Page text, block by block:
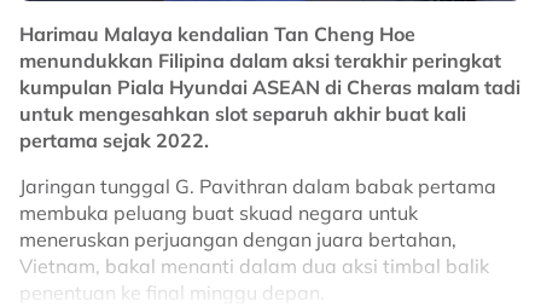
Harimau Malaya kendalian Tan Cheng Hoe
menundukkan Filipina dalam aksi terakhir peringkat
kumpulan Piala Hyundai ASEAN di Cheras malam tadi
untuk mengesahkan slot separuh akhir buat kali
pertama sejak 2022.
Jaringan tunggal G. Pavithran dalam babak pertama
membuka peluang buat skuad negara untuk
meneruskan perjuangan dengan juara bertahan,
Vietnam, bakal menanti dalam dua aksi timbal balik
penentuan ke final minggu depan.